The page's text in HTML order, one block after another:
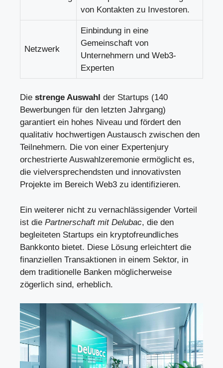
von Kontakten zu Investoren.
Netzwerk
Einbindung in eine
Gemeinschaft von
Unternehmern und Web3-
Experten
Die strenge Auswahl der Startups (140
Bewerbungen für den letzten Jahrgang)
garantiert ein hohes Niveau und fördert den
qualitativ hochwertigen Austausch zwischen den
Teilnehmern. Die von einer Expertenjury
orchestrierte Auswahlzeremonie ermöglicht es,
die vielversprechendsten und innovativsten
Projekte im Bereich Web3 zu identifizieren.
Ein weiterer nicht zu vernachlässigender Vorteil
ist die Partnerschaft mit Delubac, die den
begleiteten Startups ein kryptofreundliches
Bankkonto bietet. Diese Lösung erleichtert die
finanziellen Transaktionen in einem Sektor, in
dem traditionelle Banken möglicherweise
zögerlich sind, erheblich.